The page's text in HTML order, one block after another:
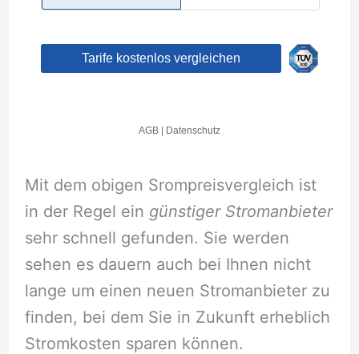
Mit dem obigen Srompreisvergleich ist
in der Regel ein günstiger Stromanbieter
sehr schnell gefunden. Sie werden
sehen es dauern auch bei Ihnen nicht
lange um einen neuen Stromanbieter zu
finden, bei dem Sie in Zukunft erheblich
Stromkosten sparen können.